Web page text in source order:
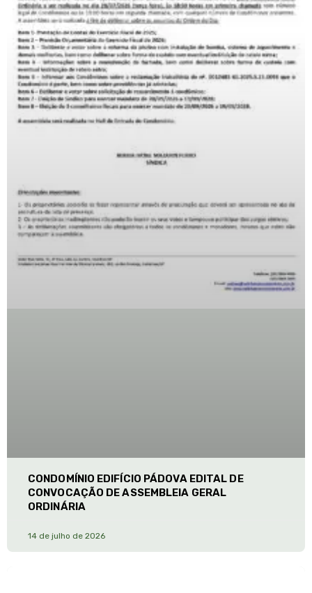
CONDOMÍNIO EDIFÍCIO PÁDOVA EDITAL DE
CONVOCAÇÃO DE ASSEMBLEIA GERAL
ORDINÁRIA
14 de julho de 2026